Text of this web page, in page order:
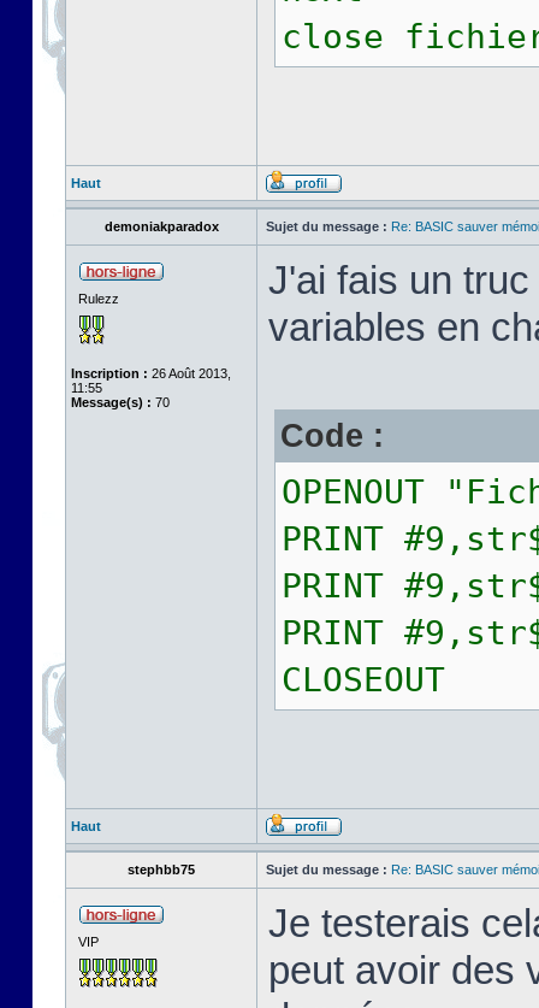
close
Haut
demoniakparadox Sujet du message : Re: BASIC sauver
Rulezz
Inscription : 26 Août 2013,
11:55
Message(s) : 70
J'ai fais un
variables en
Code :
OPENOUT
PRINT
PRINT
PRINT
CLOSEOUT
Haut
stephbb75 Sujet du message : Re: BASIC sauver
VIP
Je testerais
peut avoir des